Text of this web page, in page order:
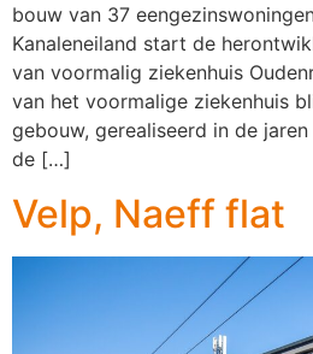
bouw van 37
Kanaleneiland start de
van voormalig ziekenhuis
van het voormalige ziekenhuis
gebouw, gerealiseerd in de
de […]
Velp, Naeff flat